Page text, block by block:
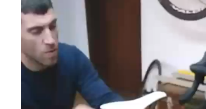
Reprodutor
de
vídeo